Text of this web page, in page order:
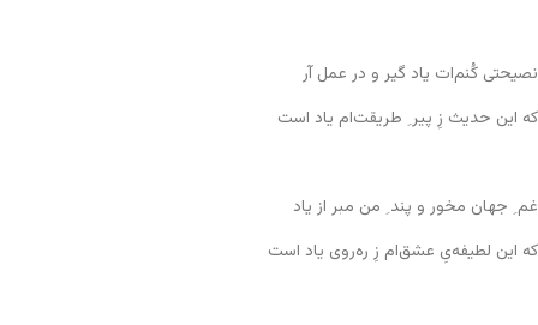
نصیحتی کُنم‌ات یاد گیر و در عمل آر
که این حدیث زِ پیر ِ طریقت‌ام یاد است
غم ِ جهان مخور و پند ِ من مبر از یاد
که این لطیفه‌یِ عشق‌ام زِ ره‌روی یاد است